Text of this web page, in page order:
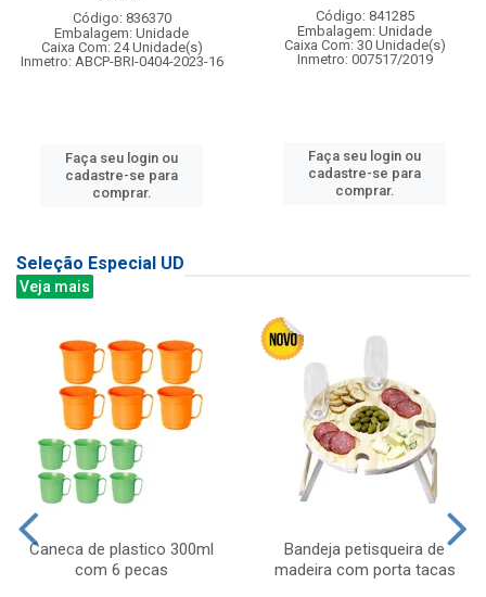
Código: 836370
Embalagem: Unidade
Caixa Com: 24 Unidade(s)
Inmetro: ABCP-BRI-0404-2023-16
Faça seu login ou
cadastre-se para
comprar.
Código: 841285
Embalagem: Unidade
Caixa Com: 30 Unidade(s)
Inmetro: 007517/2019
Faça seu login ou
cadastre-se para
comprar.
Seleção Especial UD
Veja mais
Caneca de plastico 300ml
com 6 pecas
Bandeja petisqueira de
madeira com porta tacas